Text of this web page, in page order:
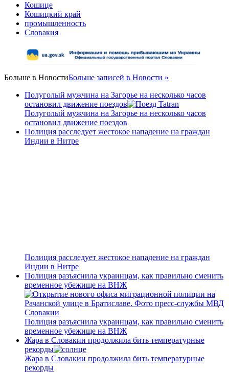
Кошице
Кошицкий край
промышленность
Словакия
Больше в НовостиБольше записей в Новости »
Полуголый мужчина на Загорье на несколько часов
остановил движение поездов
Полуголый мужчина на Загорье на несколько часов
остановил движение поездов
Полиция расследует жестокое нападение на граждан
Индии в Нитре
Полиция расследует жестокое нападение на граждан
Индии в Нитре
Полиция разъяснила украинцам, как правильно сменить
временное убежище на ВНЖ
Полиция разъяснила украинцам, как правильно сменить
временное убежище на ВНЖ
Жара в Словакии продолжила бить температурные
рекорды
Жара в Словакии продолжила бить температурные
рекорды